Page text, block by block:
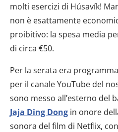
molti esercizi di Húsavík!
non è esattamente
proibitivo: la spesa media
di circa €50.
Per la serata era
per il canale YouTube del
sono messo all’esterno del
Jaja Ding Dong in onore
sonora del film di Netflix,